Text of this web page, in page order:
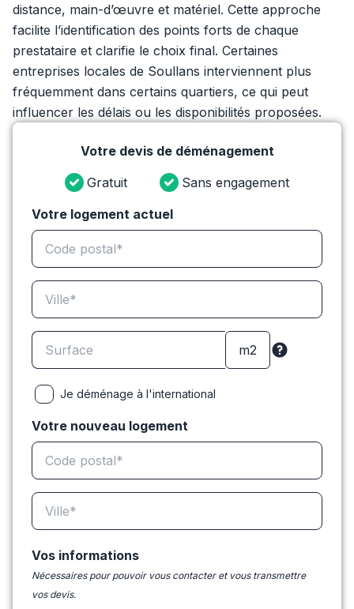
distance, main-d’œuvre et matériel. Cette approche
facilite l’identification des points forts de chaque
prestataire et clarifie le choix final. Certaines
entreprises locales de Soullans interviennent plus
fréquemment dans certains quartiers, ce qui peut
influencer les délais ou les disponibilités proposées.
Votre devis de déménagement
Gratuit
Sans engagement
Votre logement actuel
Je déménage à l'international
Votre nouveau logement
Vos informations
Nécessaires pour pouvoir vous contacter et vous transmettre
vos devis.